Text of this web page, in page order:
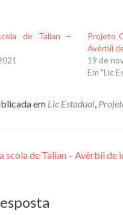
de Talian –
Projeto
Avèrbii
19 de
Em "Lic
em Lic Estadual
scola de Talian – Avèrbii de